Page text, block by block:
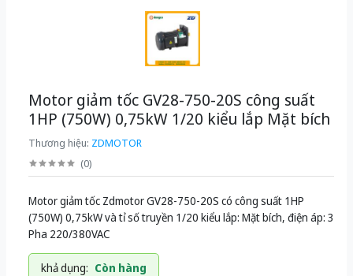
Motor giảm tốc GV28-750-20S công suất
1HP (750W) 0,75kW 1/20 kiểu lắp Mặt bích
Thương hiệu: ZDMOTOR
(0)
Motor giảm tốc Zdmotor GV28-750-20S có công suất 1HP
(750W) 0,75kW và tỉ số truyền 1/20 kiểu lắp: Mặt bích, điện áp: 3
Pha 220/380VAC
khả dụng: Còn hàng